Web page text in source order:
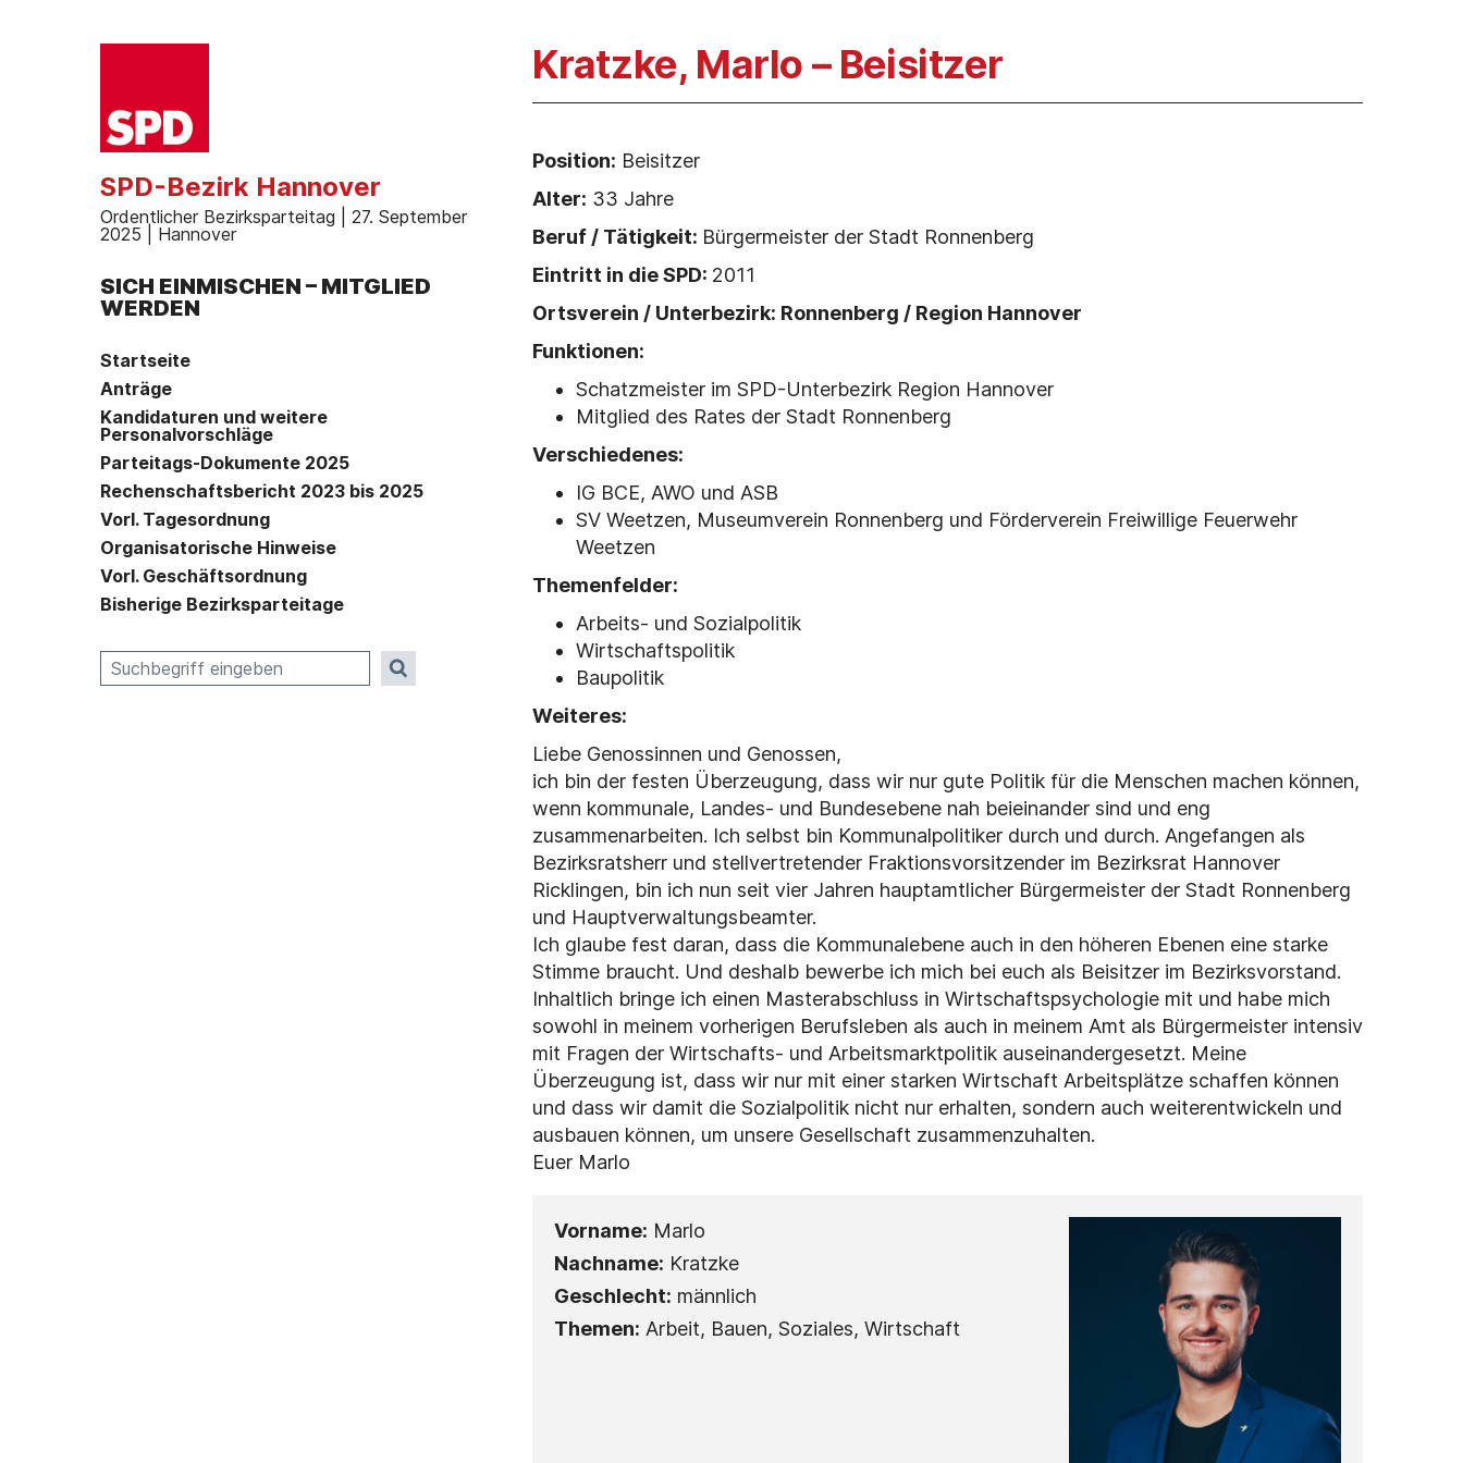
SPD-Bezirk Hannover
Ordentlicher Bezirksparteitag | 27. September
2025 | Hannover
SICH EINMISCHEN – MITGLIED
WERDEN
Startseite
Anträge
Kandidaturen und weitere
Personalvorschläge
Parteitags-Dokumente 2025
Rechenschaftsbericht 2023 bis 2025
Vorl. Tagesordnung
Organisatorische Hinweise
Vorl. Geschäftsordnung
Bisherige Bezirksparteitage
Suche nach:
Kratzke, Marlo – Beisitzer
Position: Beisitzer
Alter: 33 Jahre
Beruf / Tätigkeit: Bürgermeister der Stadt Ronnenberg
Eintritt in die SPD: 2011
Ortsverein / Unterbezirk: Ronnenberg / Region Hannover
Funktionen:
Schatzmeister im SPD-Unterbezirk Region Hannover
Mitglied des Rates der Stadt Ronnenberg
Verschiedenes:
IG BCE, AWO und ASB
SV Weetzen, Museumverein Ronnenberg und Förderverein Freiwillige Feuerwehr
Weetzen
Themenfelder:
Arbeits- und Sozialpolitik
Wirtschaftspolitik
Baupolitik
Weiteres:
Liebe Genossinnen und Genossen,
ich bin der festen Überzeugung, dass wir nur gute Politik für die Menschen machen können,
wenn kommunale, Landes- und Bundesebene nah beieinander sind und eng
zusammenarbeiten. Ich selbst bin Kommunalpolitiker durch und durch. Angefangen als
Bezirksratsherr und stellvertretender Fraktionsvorsitzender im Bezirksrat Hannover
Ricklingen, bin ich nun seit vier Jahren hauptamtlicher Bürgermeister der Stadt Ronnenberg
und Hauptverwaltungsbeamter.
Ich glaube fest daran, dass die Kommunalebene auch in den höheren Ebenen eine starke
Stimme braucht. Und deshalb bewerbe ich mich bei euch als Beisitzer im Bezirksvorstand.
Inhaltlich bringe ich einen Masterabschluss in Wirtschaftspsychologie mit und habe mich
sowohl in meinem vorherigen Berufsleben als auch in meinem Amt als Bürgermeister intensiv
mit Fragen der Wirtschafts- und Arbeitsmarktpolitik auseinandergesetzt. Meine
Überzeugung ist, dass wir nur mit einer starken Wirtschaft Arbeitsplätze schaffen können
und dass wir damit die Sozialpolitik nicht nur erhalten, sondern auch weiterentwickeln und
ausbauen können, um unsere Gesellschaft zusammenzuhalten.
Euer Marlo
Vorname: Marlo
Nachname: Kratzke
Geschlecht: männlich
Themen: Arbeit, Bauen, Soziales, Wirtschaft